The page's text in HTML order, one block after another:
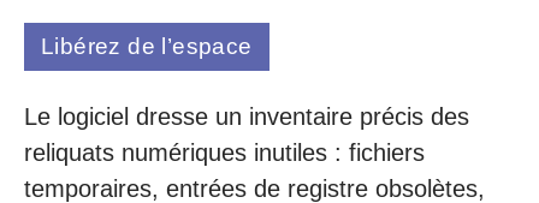
Libérez de l’espace
Le logiciel dresse un inventaire précis des
reliquats numériques inutiles : fichiers
temporaires, entrées de registre obsolètes,